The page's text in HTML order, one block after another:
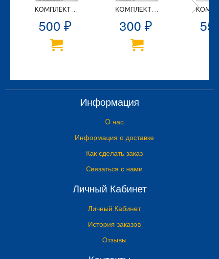
КОМПЛЕКТ №59
500 ₽
КОМПЛЕКТ №58
300 ₽
Информация
O нас
Информация о доставке
Как сделать заказ
Связаться с нами
Личный Кабинет
Личный Кабинет
История заказов
Отзывы